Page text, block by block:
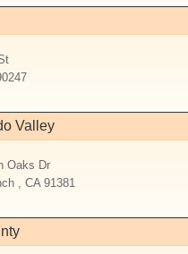
Valley
Oaks Dr
, CA 91381